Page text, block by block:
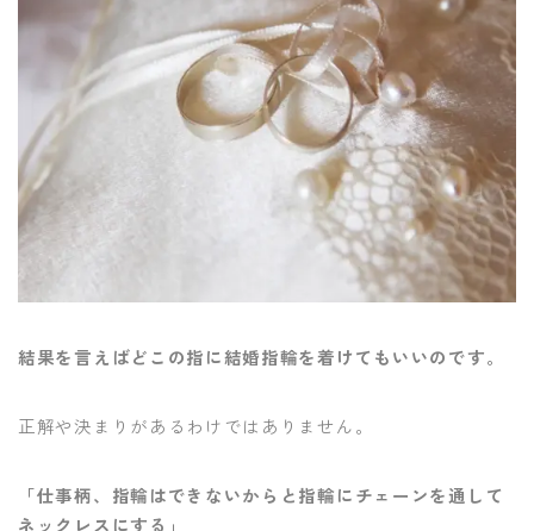
結果を言えばどこの指に結婚指輪を着けてもいいのです。
正解や決まりがあるわけではありません。
「仕事柄、指輪はできないからと指輪にチェーンを通して
ネックレスにする」